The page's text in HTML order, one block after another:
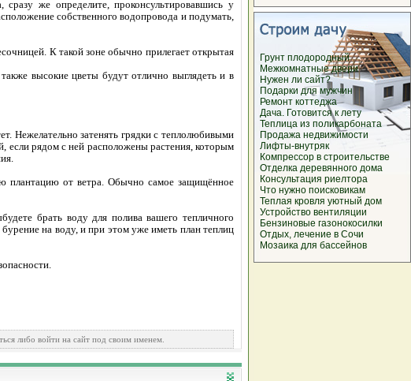
Грунт плодородный
Межкомнатные двери
Нужен ли сайт?
Подарки для мужчин
Ремонт коттеджа
Дача. Готовится к лету
Теплица из поликарбоната
Продажа недвижимости
Лифты-внутряк
Компрессор в строительстве
Отделка деревянного дома
Консультация риелтора
Что нужно поисковикам
Теплая кровля уютный дом
Устройство вентиляции
Бензиновые газонокосилки
Отдых, лечение в Сочи
Мозаика для бассейнов
же определите, проконсультировавшись у
собственного водопровода и подумать,
К такой зоне обычно прилегает открытая
высокие цветы будут отлично выглядеть и в
Нежелательно затенять грядки с теплолюбивыми
если рядом с ней расположены растения, которым
плантацию от ветра. Обычно самое защищённое
брать воду для полива вашего тепличного
на воду, и при этом уже иметь план теплиц
либо войти на сайт под своим именем.